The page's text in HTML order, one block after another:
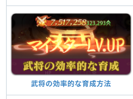
武将の効率的な育成方法